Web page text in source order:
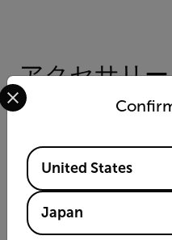
アクセサリー
Ax5 Accessory
Focus Adjustment
Services
Select your preferred
Available Locations
United States
Japan